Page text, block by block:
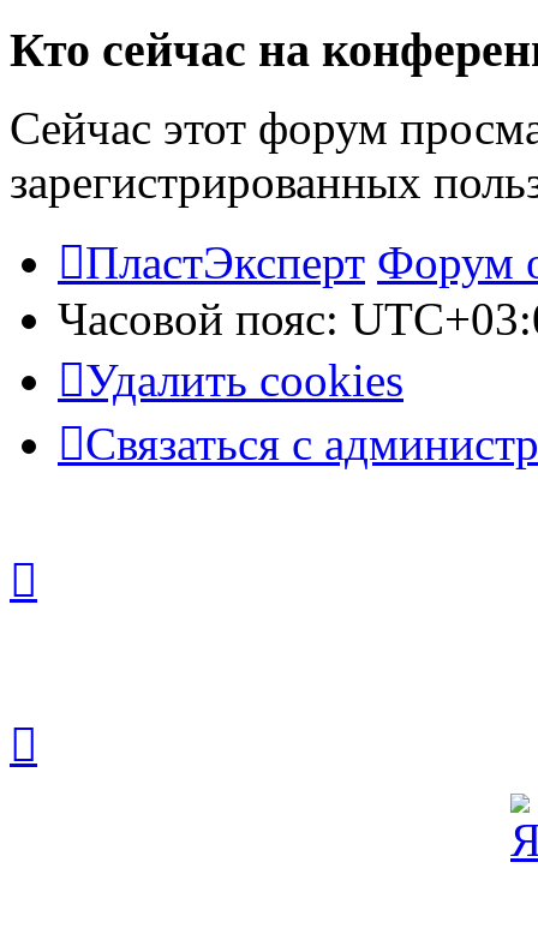
Кто сейчас на
Сейчас этот форум
зарегистрированных
ПластЭксперт Форум
Часовой пояс:
Удалить cookies
Связаться с